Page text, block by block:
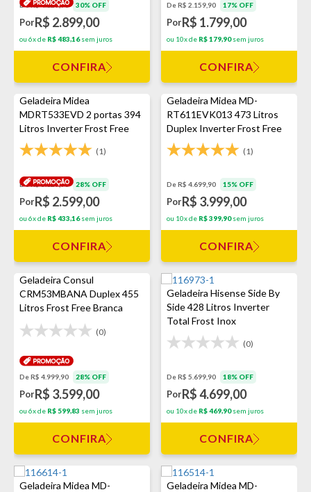
De R$ 4.129,90 30% OFF
PorR$ 2.899,00
ou 6x de R$ 483,16sem juros
CONFIRA
De R$ 2.159,90 17% OFF
PorR$ 1.799,00
ou 10x de R$ 179,90sem juros
CONFIRA
Geladeira Midea
MDRT533EVD 2 portas 394
Litros Inverter Frost Free
Branca
(1)
De R$ 3.629,90 28% OFF
PorR$ 2.599,00
ou 6x de R$ 433,16sem juros
CONFIRA
Geladeira Midea MD-
RT611EVK013 473 Litros
Duplex Inverter Frost Free
Branca
(1)
De R$ 4.699,90 15% OFF
PorR$ 3.999,00
ou 10x de R$ 399,90sem juros
CONFIRA
Geladeira Consul
CRM53MBANA Duplex 455
Litros Frost Free Branca
(0)
De R$ 4.999,90 28% OFF
PorR$ 3.599,00
ou 6x de R$ 599,83 sem juros
CONFIRA
Geladeira Hisense Side By
Side 428 Litros Inverter
Total Frost Inox
(0)
De R$ 5.699,90 18% OFF
PorR$ 4.699,00
ou 10x de R$ 469,90sem juros
CONFIRA
Geladeira Midea MD-
Geladeira Midea MD-